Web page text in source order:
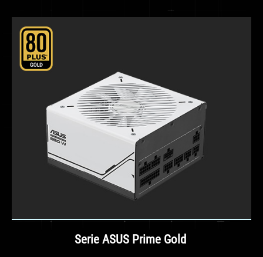
Serie ASUS Prime Gold ​